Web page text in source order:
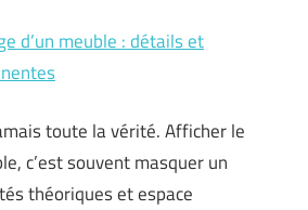
d’un meuble : détails et
toute la vérité. Afficher le
c’est souvent masquer un
théoriques et espace